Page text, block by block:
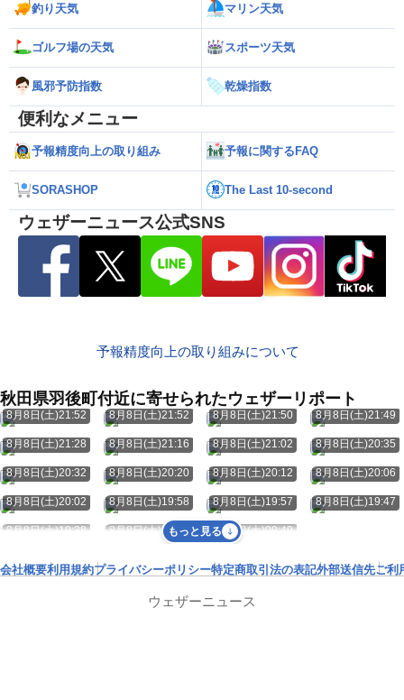
釣り天気 マリン天気
ゴルフ場の天気 スポーツ天気
風邪予防指数 乾燥指数
便利なメニュー
予報精度向上の取り組み 予報に関するFAQ
SORASHOP The Last 10-second
ウェザーニュース公式SNS
予報精度向上の取り組みについて
秋田県羽後町付近に寄せられたウェザーリポート
8月8日(土)21:52 8月8日(土)21:52 8月8日(土)21:50 8月8日(土)21:49
8月8日(土)21:28 8月8日(土)21:16 8月8日(土)21:02 8月8日(土)20:35
8月8日(土)20:32 8月8日(土)20:20 8月8日(土)20:12 8月8日(土)20:06
8月8日(土)20:02 8月8日(土)19:58 8月8日(土)19:57 8月8日(土)19:47
8月8日(土)19:38 8月8日(土)10:41 8月8日(土)09:49
もっと見る
会社概要利用規約プライバシーポリシー特定商取引法の表記外部送信先ご利
ウェザーニュース